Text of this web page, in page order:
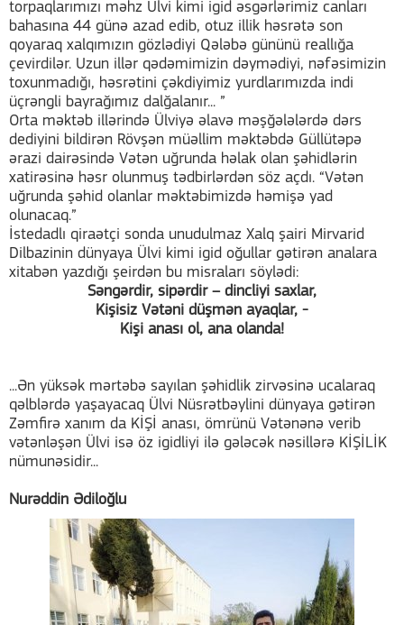
torpaqlarımızı məhz Ülvi kimi igid əsgərlərimiz canları
bahasına 44 günə azad edib, otuz illik həsrətə son
qoyaraq xalqımızın gözlədiyi Qələbə gününü reallığa
çevirdilər. Uzun illər qədəmimizin dəymədiyi, nəfəsimizin
toxunmadığı, həsrətini çəkdiyimiz yurdlarımızda indi
üçrəngli bayrağımız dalğalanır... ”
Orta məktəb illərində Ülviyə əlavə məşğələlərdə dərs
dediyini bildirən Rövşən müəllim məktəbdə Güllütəpə
ərazi dairəsində Vətən uğrunda həlak olan şəhidlərin
xatirəsinə həsr olunmuş tədbirlərdən söz açdı. “Vətən
uğrunda şəhid olanlar məktəbimizdə həmişə yad
olunacaq.”
İstedadlı qiraətçi sonda unudulmaz Xalq şairi Mirvarid
Dilbazinin dünyaya Ülvi kimi igid oğullar gətirən analara
xitabən yazdığı şeirdən bu misraları söylədi:
Səngərdir, sipərdir – dincliyi saxlar,
Kişisiz Vətəni düşmən ayaqlar, -
Kişi anası ol, ana olanda!
...Ən yüksək mərtəbə sayılan şəhidlik zirvəsinə ucalaraq
qəlblərdə yaşayacaq Ülvi Nüsrətbəylini dünyaya gətirən
Zəmfirə xanım da KİŞİ anası, ömrünü Vətənənə verib
vətənləşən Ülvi isə öz igidliyi ilə gələcək nəsillərə KİŞİLİK
nümunəsidir...
Nurəddin Ədiloğlu